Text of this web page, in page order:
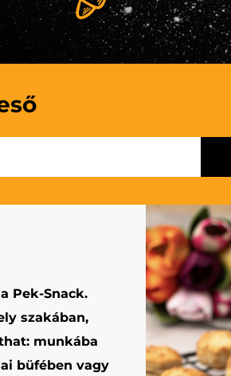
Pek-Snack.
szakában,
munkába
büfében vagy